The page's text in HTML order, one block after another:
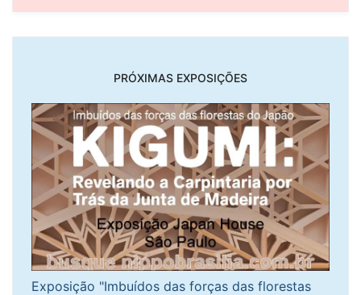
PRÓXIMAS EXPOSIÇÕES
Exposição "Imbuídos das forças das florestas